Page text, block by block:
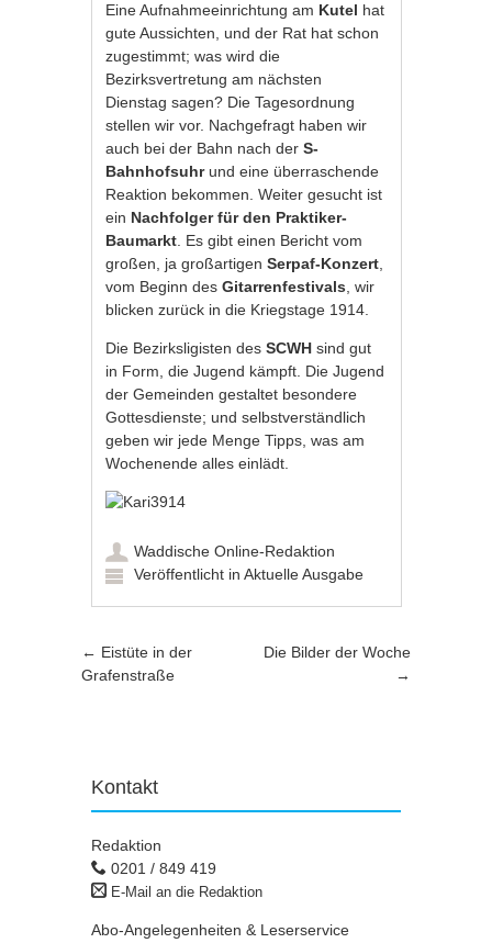
Eine Aufnahmeeinrichtung am Kutel hat
gute Aussichten, und der Rat hat schon
zugestimmt; was wird die
Bezirksvertretung am nächsten
Dienstag sagen? Die Tagesordnung
stellen wir vor. Nachgefragt haben wir
auch bei der Bahn nach derS-
Bahnhofsuhrund eine überraschende
Reaktion bekommen. Weiter gesucht ist
ein Nachfolger für den Praktiker-
Baumarkt . Es gibt einen Bericht vom
großen, ja großartigenSerpaf-Konzert
vom Beginn desGitarrenfestivals , wir
blicken zurück in die Kriegstage 1914.
Die Bezirksligisten desSCWH sind gut
in Form, die Jugend kämpft. Die Jugend
der Gemeinden gestaltet besondere
Gottesdienste; und selbstverständlich
geben wir jede Menge Tipps, was am
Wochenende alles einlädt.
Waddische Online-Redaktion
Veröffentlicht inAktuelle Ausgabe
Artikel-Navigation
← Eistüte in der
Grafenstraße
Die Bilder der Woche
→
Kontakt
Redaktion
0201 / 849 419
E-Mail an die Redaktion
Abo-Angelegenheiten & Leserservice